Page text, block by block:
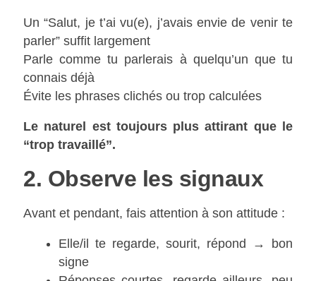
Un “Salut, je t’ai vu(e), j’avais envie de venir te
parler” suffit largement
Parle comme tu parlerais à quelqu’un que tu
connais déjà
Évite les phrases clichés ou trop calculées
Le naturel est toujours plus attirant que le
“trop travaillé”.
2. Observe les signaux
Avant et pendant, fais attention à son attitude :
Elle/il te regarde, sourit, répond → bon
signe